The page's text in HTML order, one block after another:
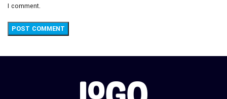
I comment.